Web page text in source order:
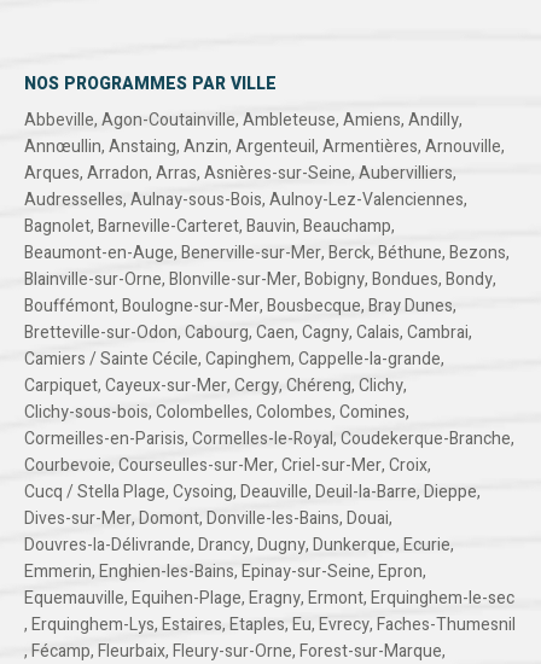
NOS PROGRAMMES PAR VILLE
Abbeville,Agon-Coutainville,Ambleteuse,Amiens,Andilly,
Annœullin,Anstaing,Anzin,Argenteuil,Armentières,Arnouville,
Arques,Arradon,Arras,Asnières-sur-Seine,Aubervilliers,
Audresselles,Aulnay-sous-Bois,Aulnoy-Lez-Valenciennes,
Bagnolet,Barneville-Carteret,Bauvin,Beauchamp,
Beaumont-en-Auge,Benerville-sur-Mer,Berck,Béthune,Bezons,
Blainville-sur-Orne,Blonville-sur-Mer,Bobigny,Bondues,Bondy,
Bouffémont,Boulogne-sur-Mer,Bousbecque,Bray Dunes,
Bretteville-sur-Odon,Cabourg,Caen,Cagny,Calais,Cambrai,
Camiers / Sainte Cécile,Capinghem,Cappelle-la-grande,
Carpiquet,Cayeux-sur-Mer,Cergy,Chéreng,Clichy,
Clichy-sous-bois,Colombelles,Colombes,Comines,
Cormeilles-en-Parisis,Cormelles-le-Royal,Coudekerque-Branche,
Courbevoie,Courseulles-sur-Mer,Criel-sur-Mer,Croix,
Cucq / Stella Plage,Cysoing,Deauville,Deuil-la-Barre,Dieppe,
Dives-sur-Mer,Domont,Donville-les-Bains,Douai,
Douvres-la-Délivrande,Drancy,Dugny,Dunkerque,Ecurie,
Emmerin,Enghien-les-Bains,Epinay-sur-Seine,Epron,
Equemauville,Equihen-Plage,Eragny,Ermont,Erquinghem-le-sec
,Erquinghem-Lys,Estaires,Etaples,Eu,Evrecy,Faches-Thumesnil
,Fécamp,Fleurbaix,Fleury-sur-Orne,Forest-sur-Marque,